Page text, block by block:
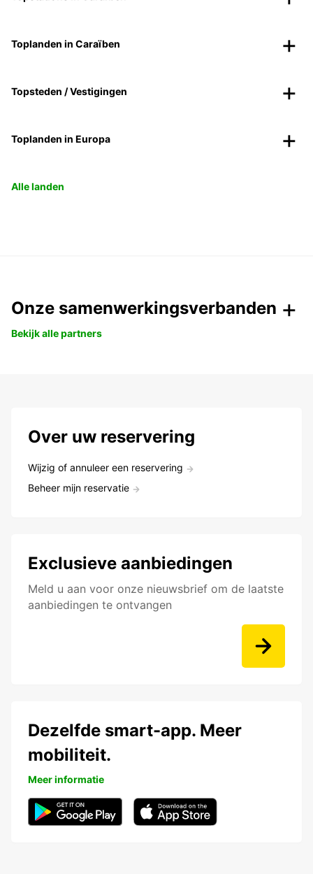
Toplanden in Caraïben
Topsteden / Vestigingen
Toplanden in Europa
Alle landen
Onze samenwerkingsverbanden
Bekijk alle partners
Over uw reservering
Wijzig of annuleer een reservering
Beheer mijn reservatie
Exclusieve aanbiedingen
Meld u aan voor onze nieuwsbrief om de laatste
aanbiedingen te ontvangen
Dezelfde smart-app. Meer
mobiliteit.
Meer informatie